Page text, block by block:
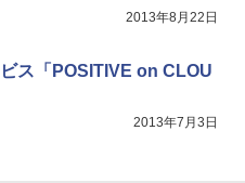
2013年8月22日
ス「POSITIVE on CLOU
2013年7月3日